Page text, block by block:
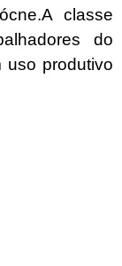
classe
do
uso produtivo